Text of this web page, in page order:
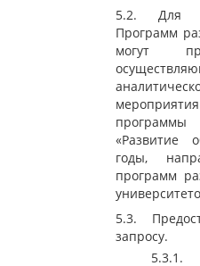
5.2. Для
Программ
могут
«Развитие
годы,
программ
5.3.
запросу.